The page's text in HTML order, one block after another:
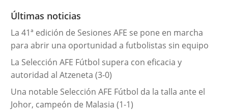
r
a
s
Últimas noticias
La 41ª edición de Sesiones AFE se pone en marcha
para abrir una oportunidad a futbolistas sin equipo
La Selección AFE Fútbol supera con eficacia y
autoridad al Atzeneta (3-0)
Una notable Selección AFE Fútbol da la talla ante el
Johor, campeón de Malasia (1-1)